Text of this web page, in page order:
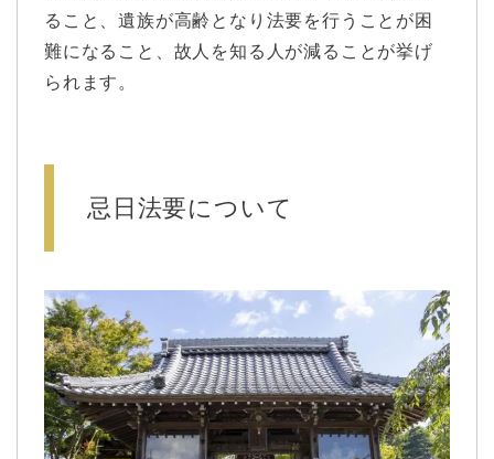
ること、遺族が高齢となり法要を行うことが困
難になること、故人を知る人が減ることが挙げ
られます。
忌日法要について